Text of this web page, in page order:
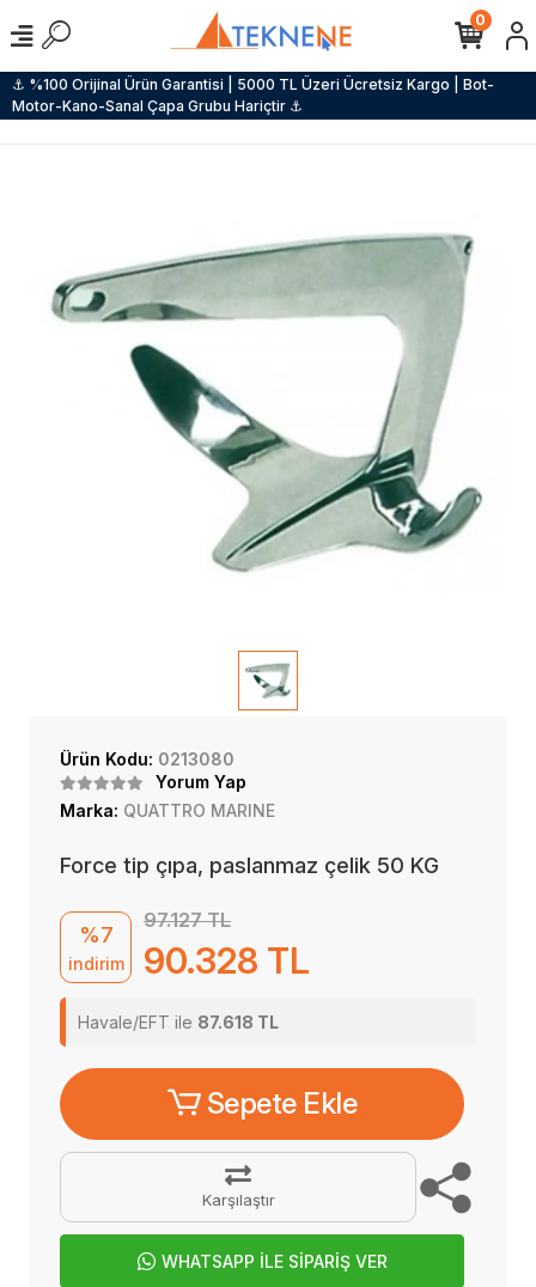
⚓ %100 Orijinal Ürün Garantisi | 5000 TL Üzeri Ücretsiz Kargo | Bot-
Motor-Kano-Sanal Çapa Grubu Hariçtir ⚓
0
Ürün Kodu: 0213080
Yorum Yap
Marka: QUATTRO MARINE
Force tip çıpa, paslanmaz çelik 50 KG
%7
indirim
97.127 TL
90.328 TL
Havale/EFT ile 87.618 TL
Sepete Ekle
Karşılaştır
WHATSAPP İLE SİPARİŞ VER